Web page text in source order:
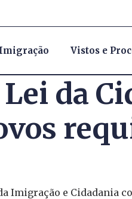
Vistos e
da
Imigração e Cidadania